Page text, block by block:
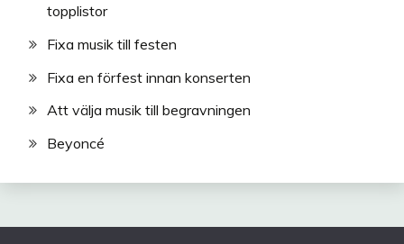
topplistor
Fixa musik till festen
Fixa en förfest innan konserten
Att välja musik till begravningen
Beyoncé